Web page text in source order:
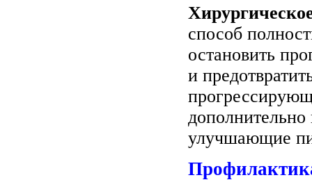
способ
остановить
и
дополнительно
улучшающие